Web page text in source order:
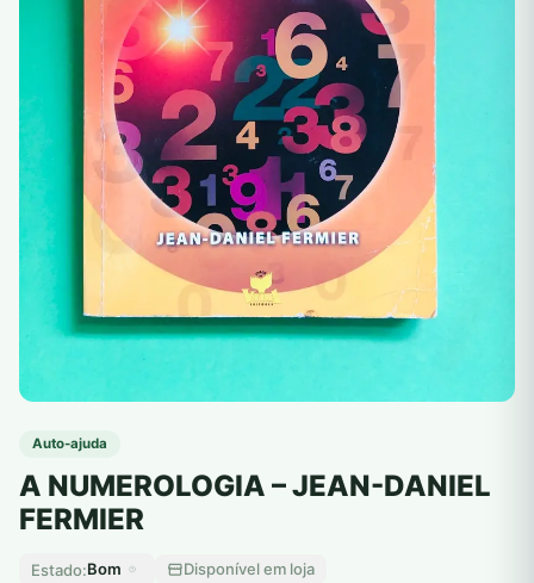
Auto-ajuda
A NUMEROLOGIA – JEAN-DANIEL
FERMIER
Estado:Bom Disponível em loja